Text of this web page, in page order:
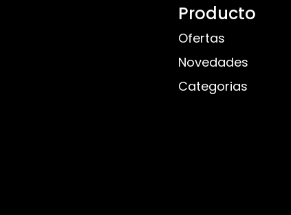
Producto
Ofertas
Novedades
Categorias